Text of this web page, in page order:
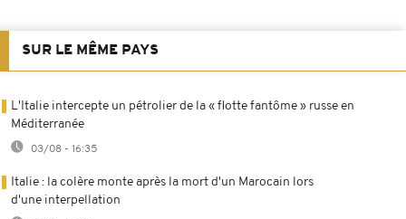
SUR LE MÊME PAYS
L'Italie intercepte un pétrolier de la « flotte fantôme » russe en
Méditerranée
03/08 - 16:35
Italie : la colère monte après la mort d'un Marocain lors
d'une interpellation